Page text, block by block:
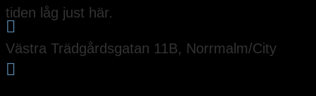
tiden låg just här.

Västra Trädgårdsgatan 11B, Norrmalm/City
